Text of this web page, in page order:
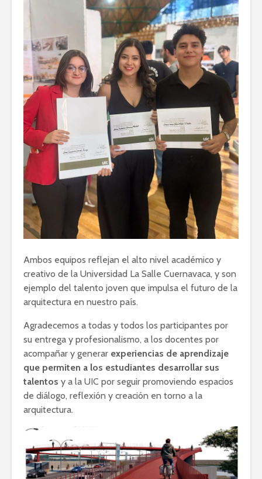
Ambos equipos reflejan el alto nivel académico y
creativo de la Universidad La Salle Cuernavaca, y son
ejemplo del talento joven que impulsa el futuro de la
arquitectura en nuestro país.
Agradecemos a todas y todos los participantes por
su entrega y profesionalismo, a los docentes por
acompañar y generar experiencias de aprendizaje
que permiten a los estudiantes desarrollar sus
talentos y a la UIC por seguir promoviendo espacios
de diálogo, reflexión y creación en torno a la
arquitectura.